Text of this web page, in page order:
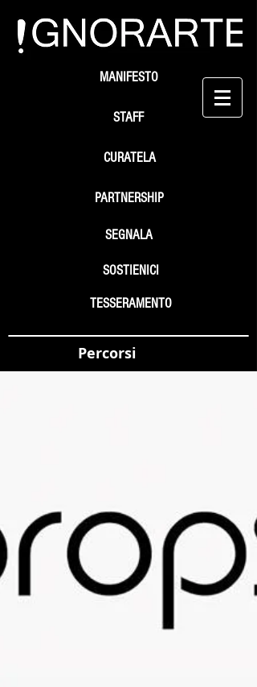
STAFF
SEGNALA
SOSTIENICI
MANIFESTO
PARTNERSHIP
TESSERAMENTO
CURATELA
Percorsi